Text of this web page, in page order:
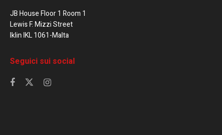
JB House Floor 1 Room 1
Lewis F. Mizzi Street
Iklin IKL 1061-Malta
Seguici sui social